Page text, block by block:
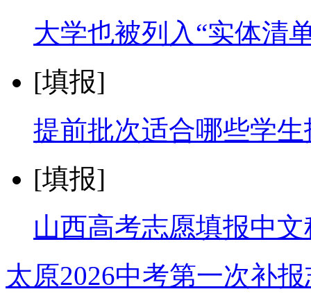
大学也被列入“实体清
[填报]
提前批次适合哪些学
[填报]
山西高考志愿填报中
太原2026中考第一次补